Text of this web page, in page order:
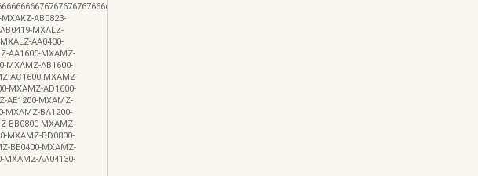
AB0823-
MXALZ-
AA0400-
AA1600-MXAMZ-
MXAMZ-AB1600-
AC1600-MXAMZ-
MXAMZ-AD1600-
AE1200-MXAMZ-
MXAMZ-BA1200-
BB0800-MXAMZ-
MXAMZ-BD0800-
BE0400-MXAMZ-
MXAMZ-AA04130-